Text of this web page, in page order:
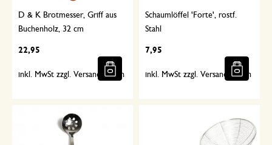
D & K Brotmesser, Griff aus
Buchenholz, 32 cm
22,95
inkl. MwSt zzgl. Versandkosten
Schaumlöffel 'Forte', rostf.
Stahl
7,95
inkl. MwSt zzgl. Versandkosten